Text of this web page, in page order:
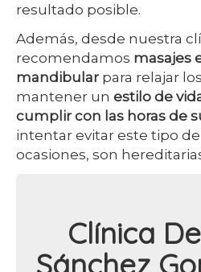
resultado posible.
Además, desde nuestra
recomendamos masajes
mandibular para relajar
mantener un estilo de
cumplir con las horas de
intentar evitar este tipo
ocasiones, son
Clínica
Sánchez